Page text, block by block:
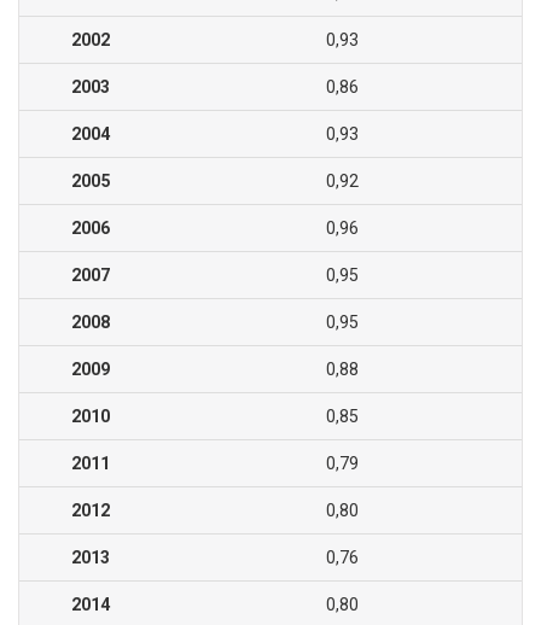
2002 0,93
2003 0,86
2004 0,93
2005 0,92
2006 0,96
2007 0,95
2008 0,95
2009 0,88
2010 0,85
2011 0,79
2012 0,80
2013 0,76
2014 0,80